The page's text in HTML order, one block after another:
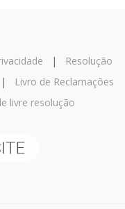
|
Resolução
Livro de Reclamações
livre resolução